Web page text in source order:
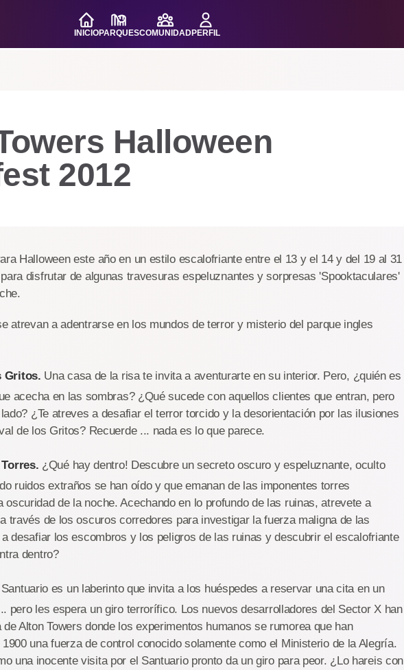
INICIOPARQUESCOMUNIDADPERFIL
Halloween
2012
Halloween este año en un estilo escalofriante entre el 13 y el 14 y del 19 al 31
disfrutar de algunas travesuras espeluznantes y sorpresas 'Spooktaculares'
atrevan a adentrarse en los mundos de terror y misterio del parque ingles
Gritos. Una casa de la risa te invita a aventurarte en su interior. Pero, ¿quién es
acecha en las sombras? ¿Qué sucede con aquellos clientes que entran, pero
¿Te atreves a desafiar el terror torcido y la desorientación por las ilusiones
de los Gritos? Recuerde ... nada es lo que parece.
¿Qué hay dentro! Descubre un secreto oscuro y espeluznante, oculto
ruidos extraños se han oído y que emanan de las imponentes torres
oscuridad de la noche. Acechando en lo profundo de las ruinas, atrevete a
través de los oscuros corredores para investigar la fuerza maligna de las
desafiar los escombros y los peligros de las ruinas y descubrir el escalofriante
dentro?
es un laberinto que invita a los huéspedes a reservar una cita en un
pero les espera un giro terrorífico. Los nuevos desarrolladores del Sector X han
Alton Towers donde los experimentos humanos se rumorea que han
una fuerza de control conocido solamente como el Ministerio de la Alegría.
una inocente visita por el Santuario pronto da un giro para peor. ¿Lo hareis con